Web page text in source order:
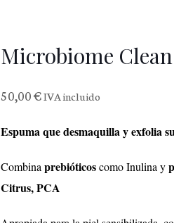
Microbiome
50,00€IVA incluido
Espuma que desmaquilla y exfolia
Combina prebióticoscomo Inulina y
Citrus, PCA